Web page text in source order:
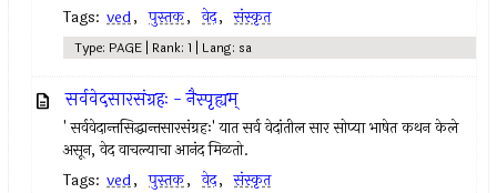
Tags: ved, पुस्तक, वेद, संस्कृत
Type: PAGE | Rank: 1 | Lang: sa
सर्ववेदसारसंग्रहः - नैस्पृह्यम्
' सर्ववेदान्तसिद्धान्तसारसंग्रहः' यात सर्व वेदांतील सार सोप्या भाषेत कथन केले
असून, वेद वाचल्याचा आनंद मिळतो.
Tags: ved, पुस्तक, वेद, संस्कृत